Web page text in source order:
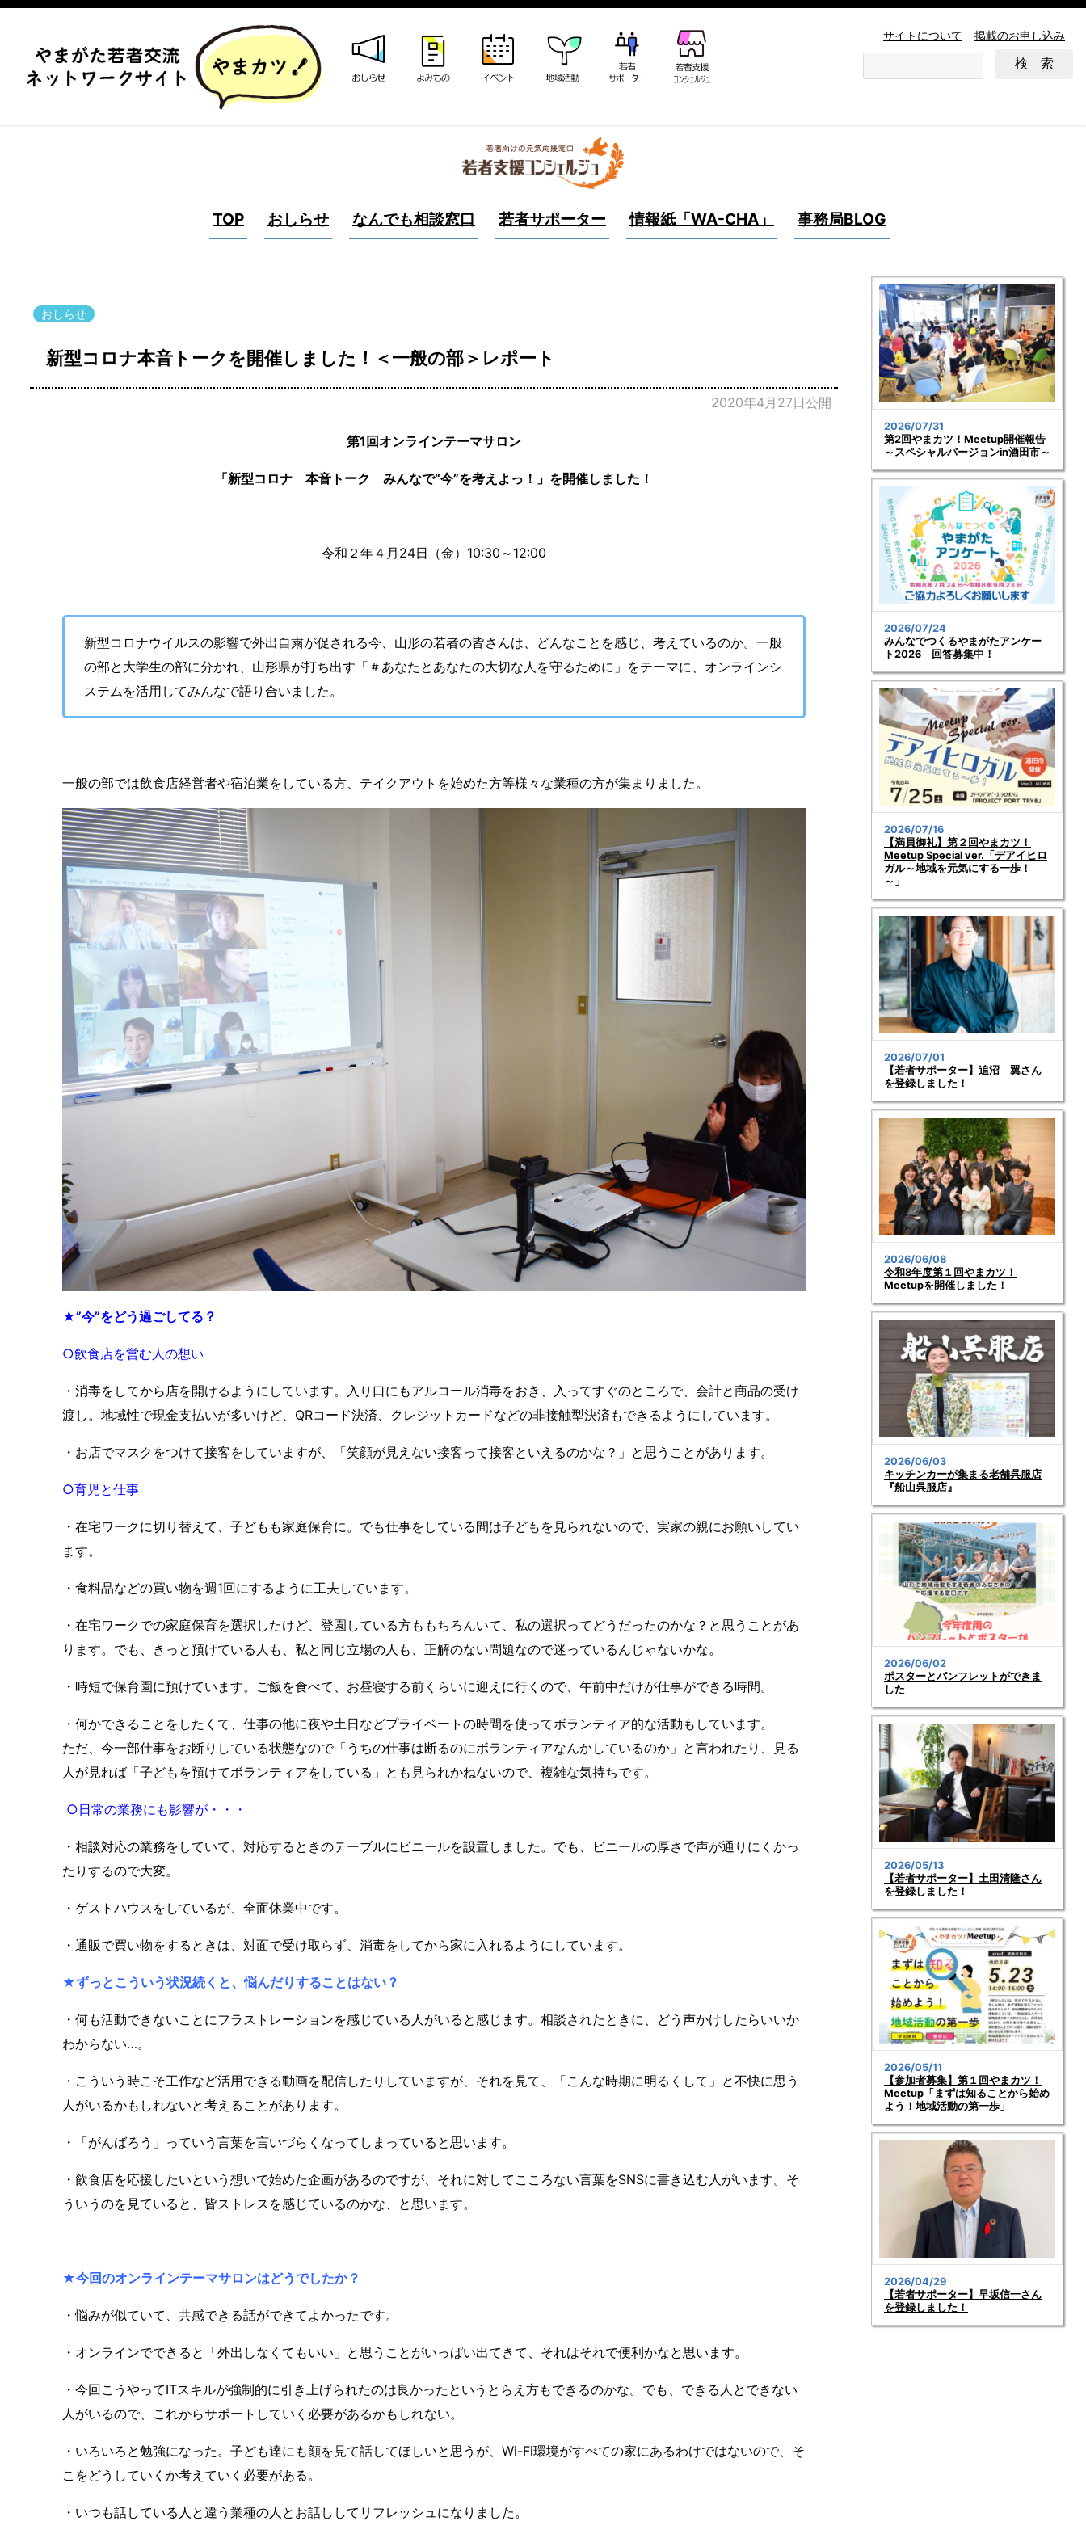
サイトについて 掲載のお申し込み
TOP おしらせ なんでも相談窓口 若者サポーター 情報紙「WA-CHA」 事務局BLOG
おしらせ
新型コロナ本音トークを開催しました！＜一般の部＞レポート
2020年4月27日公開
第1回オンラインテーマサロン
「新型コロナ 本音トーク みんなで“今”を考えよっ！」を開催しました！
令和２年４月 24日（金） 10:30 ～ 12:00
新型コロナウイルスの影響で外出自粛が促される今、山形の若者の皆さんは、どんなことを感じ、考えているのか。一般
の部と大学生の部に分かれ、山形県が打ち出す「＃あなたとあなたの大切な人を守るために」をテーマに、オンラインシ
ステムを活用してみんなで語り合いました。
一般の部では飲食店経営者や宿泊業をしている方、テイクアウトを始めた方等様々な業種の方が集まりました。
★”今”をどう過ごしてる？
○飲食店を営む人の想い
・消毒をしてから店を開けるようにしています。入り口にもアルコール消毒をおき、入ってすぐのところで、会計と商品の受け
渡し。地域性で現金支払いが多いけど、 QRコード決済、クレジットカードなどの非接触型決済 もできるようにしています。
・お店でマスクをつけて接客をしていますが、「笑顔が見えない接客って接客といえるのかな？」と思うことがあります。
○育児と仕事
・在宅ワークに切り替えて、子どもも家庭保育に。でも仕事をしている間は子どもを見られないので、実家の親にお願いしてい
ます。
・食料品などの買い物を週1回にするように工夫しています。
・在宅ワークでの家庭保育を選択したけど、登園している方ももちろんいて、私の選択ってどうだったのかな？と思うことがあ
ります。でも、きっと預けている人も、私と同じ立場の人も、正解のない問題なので迷っているんじゃないかな。
・時短で保育園に預けています。ご飯を食べて、お昼寝する前くらいに迎えに行くので、午前中だけが仕事ができる時間。
・何かできることをしたくて、仕事の他に夜や土日などプライベートの時間を使ってボランティア的な活動もしています。
ただ、今一部仕事をお断りしている状態なので「うちの仕事は断るのにボランティアなんかしているのか」と言われたり、見る
人が見れば「子どもを預けてボランティアをしている」とも見られかねないので、複雑な気持ちです。
○日常の業務にも影響が・・・
・相談対応の業務をしていて、対応するときのテーブルにビニールを設置しました。でも、ビニールの厚さで声が通りにくかっ
たりするので大変。
・ゲストハウスをしているが、全面休業中です。
・通販で買い物をするときは、対面で受け取らず、消毒をしてから家に入れるようにしています。
★ずっとこういう状況続くと、悩んだりすることはない？
・何も活動できないことにフラストレーションを感じている人がいると感じます。相談されたときに、どう声かけしたらいいか
わからない…。
・こういう時こそ工作など活用できる動画を配信したりしていますが、それを見て、「こんな時期に明るくして」と不快に思う
人がいるかもしれないと考えることがあります。
・「がんばろう」っていう言葉を言いづらくなってしまっていると思います。
・飲食店を応援したいという想いで始めた企画があるのですが、それに対してこころない言葉をSNSに書き込む人がいます。そ
ういうのを見ていると、皆ストレスを感じているのかな、と思います。
★今回のオンラインテーマサロンはどうでしたか？
・悩みが似ていて、共感できる話ができてよかったです。
・オンラインでできると「外出しなくてもいい」と思うことがいっぱい出てきて、それはそれで便利かなと思います。
・今回こうやってITスキルが強制的に引き上げられたのは良かったというとらえ方もできるのかな。でも、できる人とできない
人がいるので、これからサポートしていく必要があるかもしれない。
・いろいろと勉強になった。子ども達にも顔を見て話してほしいと思うが、Wi-Fi環境がすべての家にあるわけではないので、そ
こをどうしていくか考えていく必要がある。
・いつも話している人と違う業種の人とお話ししてリフレッシュになりました。
2026/07/31
第2回やまカツ！Meetup開催報告
～スペシャルバージョンin酒田市～
2026/07/24
みんなでつくるやまがたアンケー
ト2026 回答募集中！
2026/07/16
【満員御礼】第２回やまカツ！
Meetup Special ver.「デアイヒロ
ガル～地域を元気にする一歩！
～」
2026/07/01
【若者サポーター】追沼 翼さん
を登録しました！
2026/06/08
令和8年度第１回やまカツ！
Meetupを開催しました！
2026/06/03
キッチンカーが集まる老舗呉服店
『船山呉服店』
2026/06/02
ポスターとパンフレットができま
した
2026/05/13
【若者サポーター】土田清隆さん
を登録しました！
2026/05/11
【参加者募集】第１回やまカツ！
Meetup「まずは知ることから始め
よう！地域活動の第一歩」
2026/04/29
【若者サポーター】早坂信一さん
を登録しました！